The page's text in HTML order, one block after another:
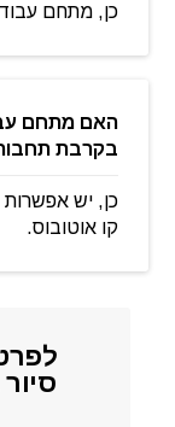
כן, מתחם עבודה
האם מתחם
בקרבת
כן, יש
קו אוטובוס.